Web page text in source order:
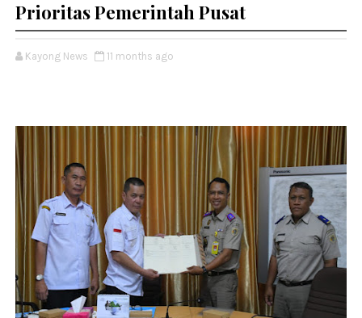
Prioritas Pemerintah Pusat
Kayong News 11 months ago